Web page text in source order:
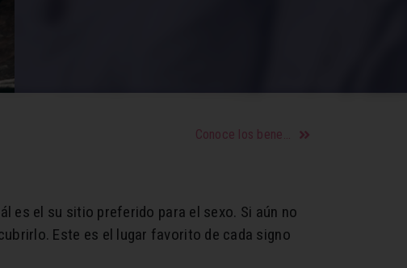
Conoce los beneficios y propiedades de las lentejas
es el su sitio preferido para el sexo. Si aún no
Este es el lugar favorito de cada signo